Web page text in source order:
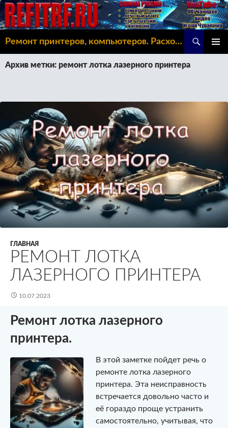
Ремонт принтеров, компьютеров. Расходка, Omoda C5
К
СОДЕРЖИМОМУ
Архив метки: ремонт лотка лазерного принтера
ГЛАВНАЯ
РЕМОНТ ЛОТКА
ЛАЗЕРНОГО ПРИНТЕРА
10.07.2023
Ремонт лотка лазерного
принтера.
В этой заметке пойдет речь о
ремонте лотка лазерного
принтера. Эта неисправность
встречается довольно часто и
её гораздо проще устранить
самостоятельно, учитывая, что